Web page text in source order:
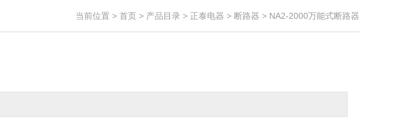
当前位置 > 首页 > 产品目录 > 正泰电器 > 断路器 > NA2-2000万能式断路器